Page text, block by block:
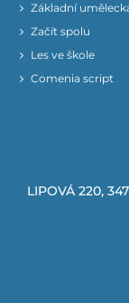
Základní
Začít spolu
Les ve škole
Comenia script
LIPOVÁ 220,